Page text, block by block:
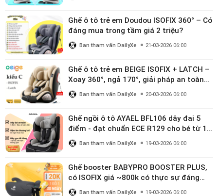
Ghế ô tô trẻ em Doudou ISOFIX 360° – Có
đáng mua trong tầm giá 2 triệu?
Ban tham vấn DailyXe 21-03-2026 06:00
Ghế ô tô trẻ em BEIGE ISOFIX + LATCH –
Xoay 360°, ngả 170°, giải pháp an toàn
linh hoạt cho bé 0–10 tuổi
Ban tham vấn DailyXe 20-03-2026 06:00
Ghế ngồi ô tô AYAEL BFL106 dây đai 5
điểm - đạt chuẩn ECE R129 cho bé từ 1–
10 tuổi
Ban tham vấn DailyXe 19-03-2026 06:00
Ghế booster BABYPRO BOOSTER PLUS,
có ISOFIX giá ~800k có thực sự đáng
mua?
Ban tham vấn DailyXe 19-03-2026 06:00